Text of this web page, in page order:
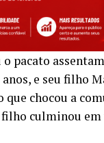
pacato
e seu filho
chocou a
culminou